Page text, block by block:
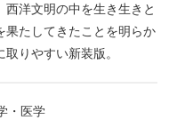
洋文明の中を生き生きと
果たしてきたことを明らか
りやすい新装版。
・医学